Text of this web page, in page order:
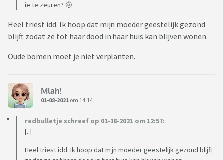
ie te zeuren? 🤨
Heel triest idd. Ik hoop dat mijn moeder geestelijk gezond
blijft zodat ze tot haar dood in haar huis kan blijven wonen.
Oude bomen moet je niet verplanten.
Mlah!
01-08-2021 om 14:14
redbulletje schreef op 01-08-2021 om 12:57:
[..]
Heel triest idd. Ik hoop dat mijn moeder geestelijk gezond blijft